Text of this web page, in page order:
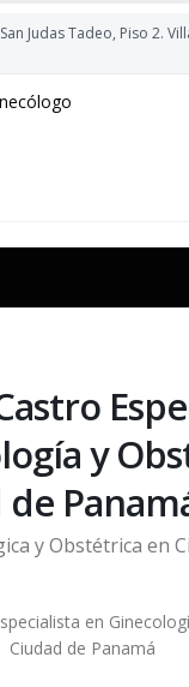
Judas Tadeo, Piso 2.
y
y Obstétrica en